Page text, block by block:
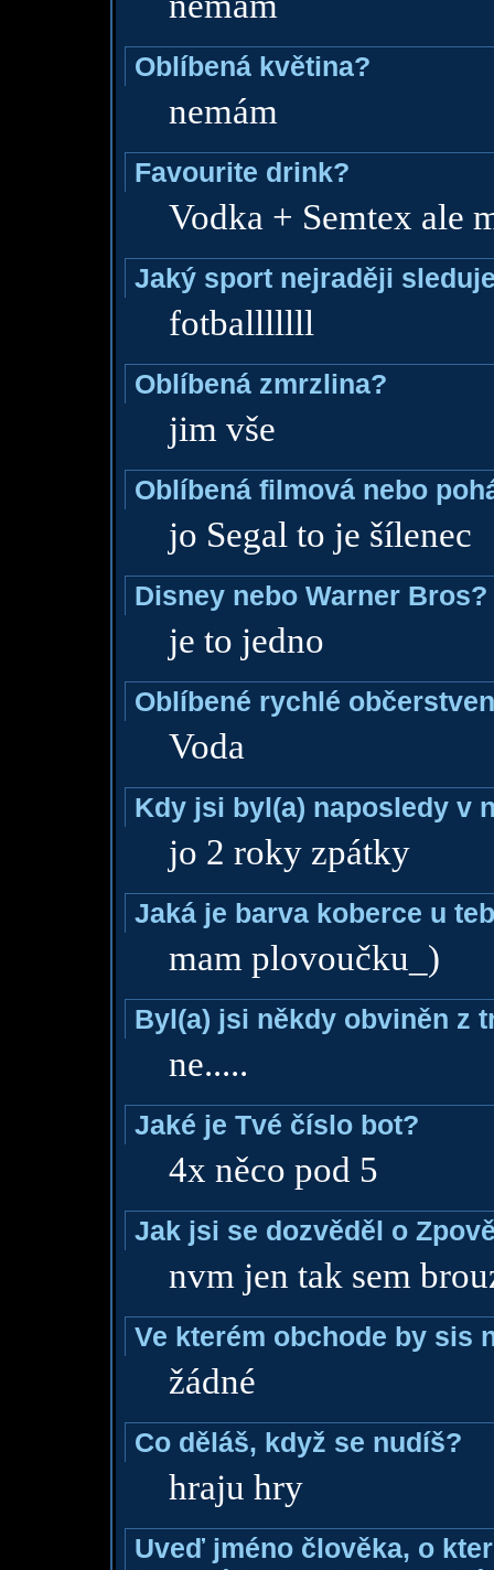
Oblíbená květina?
nemám
Favourite drink?
Vodka + Semtex ale
Jaký sport nejraději
fotballlllll
Oblíbená zmrzlina?
jim vše
Oblíbená filmová nebo
jo Segal to je šílenec
Disney nebo Warner Bros?
je to jedno
Oblíbené rychlé
Voda
Kdy jsi byl(a) naposledy v
jo 2 roky zpátky
Jaká je barva koberce u
mam plovoučku_)
Byl(a) jsi někdy obviněn z
ne.....
Jaké je Tvé číslo bot?
4x něco pod 5
Jak jsi se dozvěděl o
nvm jen tak sem
Ve kterém obchode by sis
žádné
Co děláš, když se nudíš?
hraju hry
Uveď jméno člověka, o